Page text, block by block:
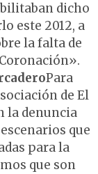
dicho
este 2012, a
la falta de
Para
de El
la denuncia
que
para la
que son